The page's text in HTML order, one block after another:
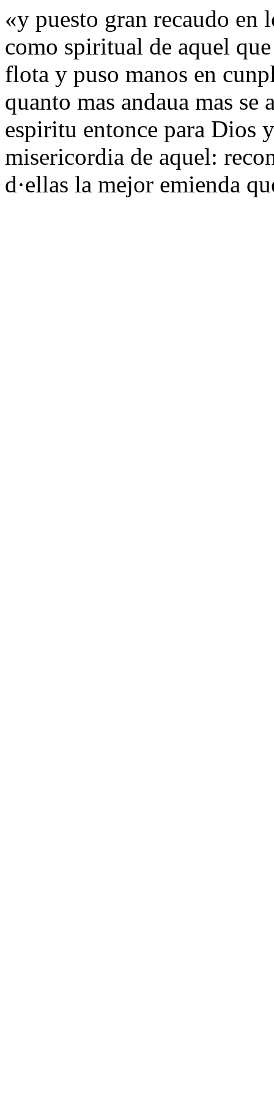
«y puesto gran recaudo en
como spiritual de aquel
flota y puso manos en
quanto mas andaua mas
espiritu entonce para Dios
misericordia de aquel:
d·ellas la mejor emienda